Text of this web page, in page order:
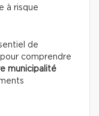
à risque
de
pour comprendre
municipalité